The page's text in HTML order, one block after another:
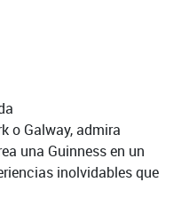
o Galway, admira
una Guinness en un
inolvidables que